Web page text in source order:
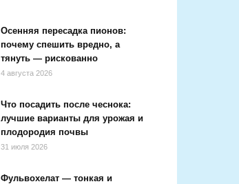
Осенняя пересадка пионов:
почему спешить вредно, а
тянуть — рискованно
4 августа 2026
Что посадить после чеснока:
лучшие варианты для урожая и
плодородия почвы
31 июля 2026
Фульвохелат — тонкая и